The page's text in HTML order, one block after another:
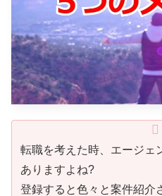
転職を考えた時、エージェ
ありますよね?
登録すると色々と案件紹介